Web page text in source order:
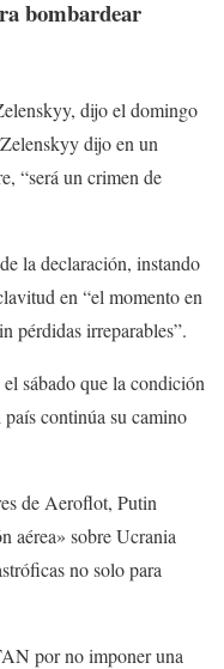
bombardear
dijo el domingo
dijo en un
“será un crimen de
la declaración, instando
en “el momento en
pérdidas irreparables”.
sábado que la condición
continúa su camino
de Aeroflot, Putin
aérea» sobre Ucrania
no solo para
por no imponer una